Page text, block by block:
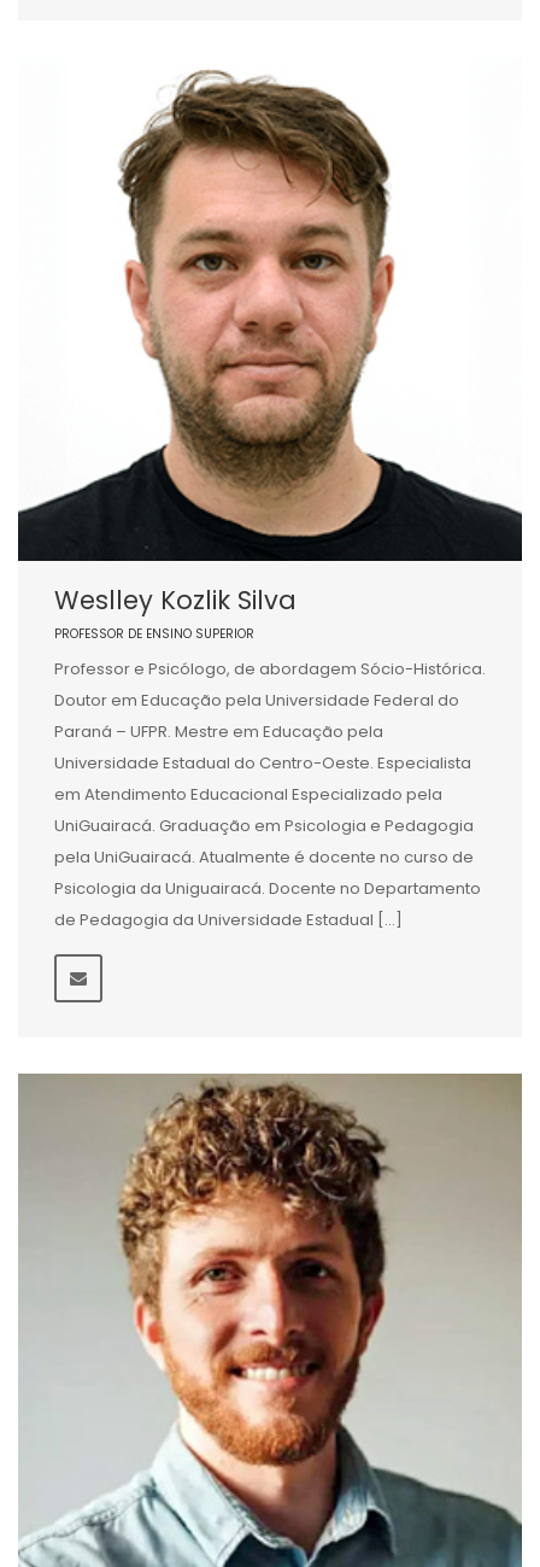
Weslley Kozlik Silva
PROFESSOR DE ENSINO SUPERIOR
Professor e Psicólogo, de abordagem Sócio-Histórica.
Doutor em Educação pela Universidade Federal do
Paraná – UFPR. Mestre em Educação pela
Universidade Estadual do Centro-Oeste. Especialista
em Atendimento Educacional Especializado pela
UniGuairacá. Graduação em Psicologia e Pedagogia
pela UniGuairacá. Atualmente é docente no curso de
Psicologia da Uniguairacá. Docente no Departamento
de Pedagogia da Universidade Estadual […]